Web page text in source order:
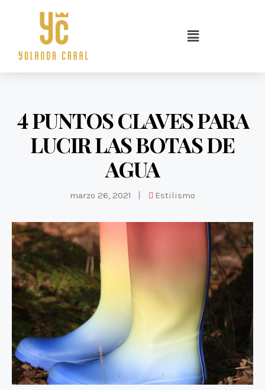
4 PUNTOS CLAVES PARA
LUCIR LAS BOTAS DE
AGUA
marzo 26, 2021 Estilismo